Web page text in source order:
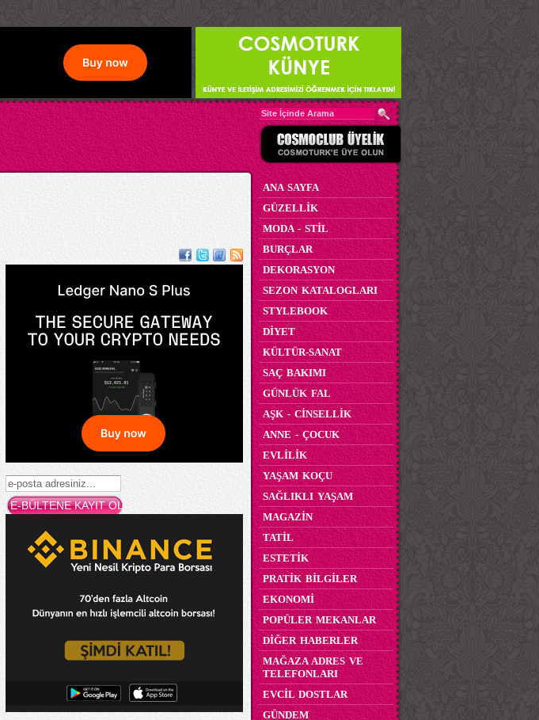
ANA SAYFA
GÜZELLİK
MODA - STİL
BURÇLAR
DEKORASYON
SEZON KATALOGLARI
STYLEBOOK
DİYET
KÜLTÜR-SANAT
SAÇ BAKIMI
GÜNLÜK FAL
AŞK - CİNSELLİK
ANNE - ÇOCUK
EVLİLİK
YAŞAM KOÇU
SAĞLIKLI YAŞAM
MAGAZİN
TATİL
ESTETİK
PRATİK BİLGİLER
EKONOMİ
POPÜLER MEKANLAR
DİĞER HABERLER
MAĞAZA ADRES VE
TELEFONLARI
EVCİL DOSTLAR
GÜNDEM